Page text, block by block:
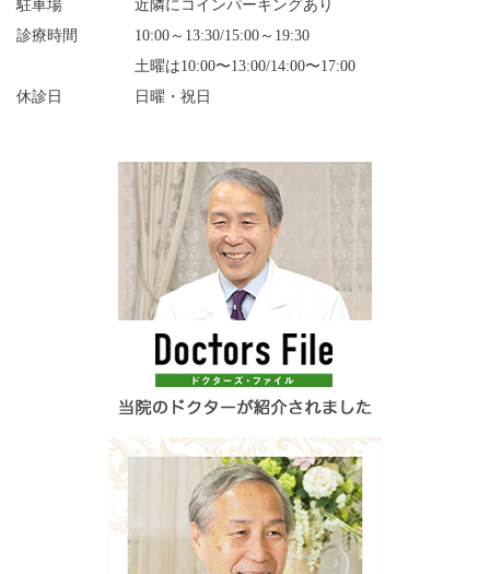
駐車場
近隣にコインパーキングあり
診療時間
10:00～13:30/15:00～19:30
土曜は10:00〜13:00/14:00〜17:00
休診日
日曜・祝日